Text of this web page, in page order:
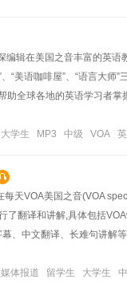
编辑在美国之音丰富的英语
“美语咖啡屋”、“语言大师”
助全球各地的英语学习者掌
大学生 MP3 中级 VOA
天VOA美国之音(VOA
了翻译和讲解,具体包括
、中文翻译、长难句讲解
媒体报道 留学生 大学生